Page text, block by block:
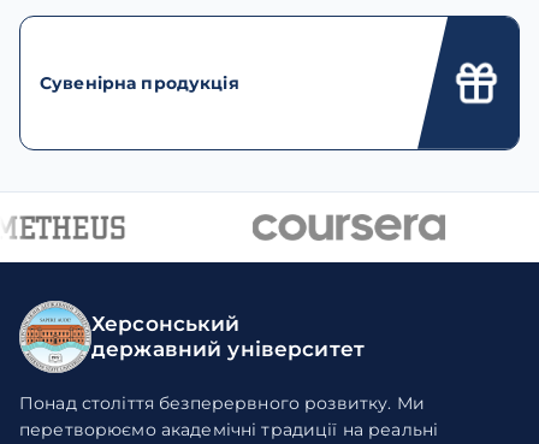
Сувенірна продукція
Херсонський
державний університет
Понад століття безперервного розвитку. Ми
перетворюємо академічні традиції на реальні